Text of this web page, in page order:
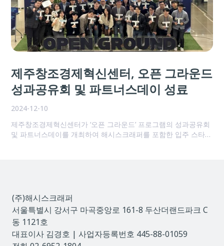
제주창조경제혁신센터, 오픈 그라운드
성과공유회 및 파트너스데이 성료
2024-12-10
제주창조경제혁신센터가 ‘오픈 그라운드’ 프로그램의 성과공유회
및 파트너스데이를 개최하여 해시스크래퍼를 포함한 입주 스타트
(주)해시스크래퍼
서울특별시 강서구 마곡중앙로 161-8 두산더랜드파크 C
동 1121호
대표이사 김경호 | 사업자등록번호 445-88-01059